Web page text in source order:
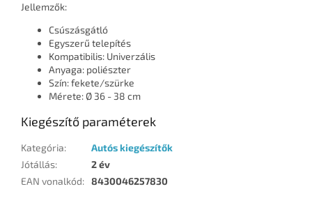
Jellemzők:
Csúszásgátló
Egyszerű telepítés
Kompatibilis: Univerzális
Anyaga: poliészter
Szín: fekete/szürke
Mérete: Ø 36 - 38 cm
Kiegészítő paraméterek
Kategória:
Autós kiegészítők
Jótállás:
2 év
EAN vonalkód: 8430046257830